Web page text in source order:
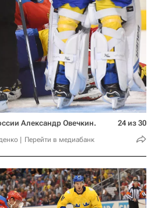
Александр Овечкин.
Перейти в медиабанк
24 из 30